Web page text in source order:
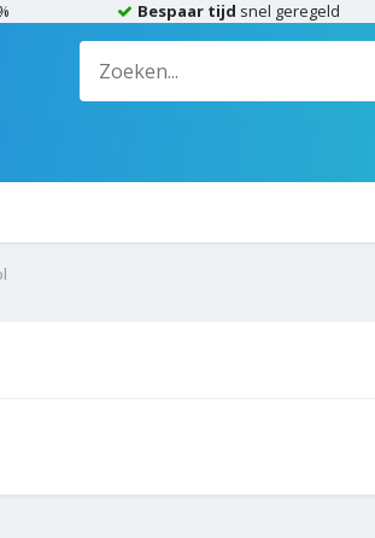
Bespaar tijd snel geregeld